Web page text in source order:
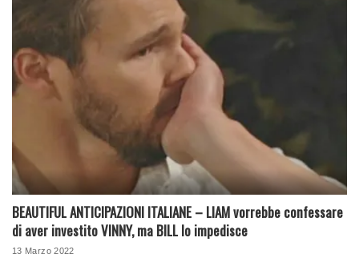
BEAUTIFUL ANTICIPAZIONI ITALIANE – LIAM vorrebbe confessare
di aver investito VINNY, ma BILL lo impedisce
13 Marzo 2022